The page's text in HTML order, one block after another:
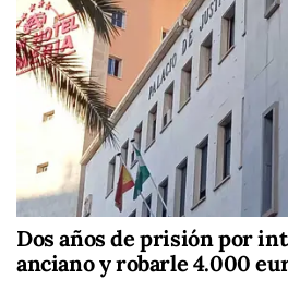
Dos años de prisión por
anciano y robarle 4.000